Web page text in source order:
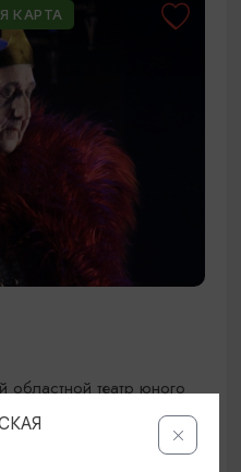
КАРТА
областной театр юного